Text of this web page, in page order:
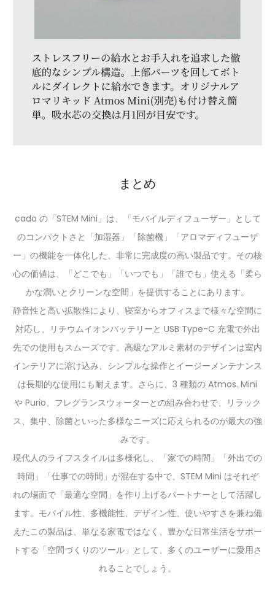
まとめ
cado の「STEM Mini」は、「モバイルディフューザー」として
のコンパクトさと「加湿器」「除菌機」「アロマディフューザ
ー」の機能を一体化した、非常に完成度の高い製品です。その核
心の価値は、「どこでも」「いつでも」「誰でも」使える「柔ら
かな潤いとクリーンな空間」を提供することにあります。
静音性と高い拡散性により、寝室からオフィスまで様々な空間に
対応し、リチウムイオンバッテリーと USB Type-C 充電で外出
先での使用もスムーズです。高級なアルミ素材のデザインは室内
インテリアに溶け込み、シンプルな操作とイージーメンテナンス
は長期的な使用にも耐えます。さらに、3 種類の Atmos. Mini
や Purio、フレグランスウォーターとの組み合わせで、リラック
ス、集中、除菌といった多様なニーズに応えられるのが最大の強
みです。
現代人のライフスタイルは多様化し、「家での時間」「外出での
時間」「仕事での時間」が混在する中で、STEM Mini はそれぞ
れの場面で「最適な空間」を作り上げるパートナーとして活躍し
ます。モバイル性、多機能性、デザイン性、使いやすさを兼ね備
えたこの製品は、単なる家電ではなく、豊かな日常生活をサポー
トする「空間づくりのツール」として、多くのユーザーに愛用さ
れることでしょう。